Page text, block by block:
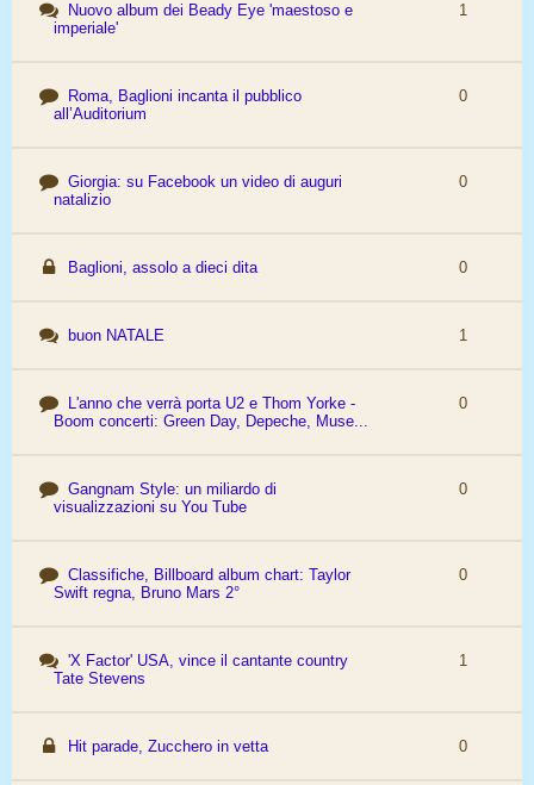
Nuovo album dei Beady Eye 'maestoso e
imperiale'
1
Roma, Baglioni incanta il pubblico
all’Auditorium
0
Giorgia: su Facebook un video di auguri
natalizio
0
Baglioni, assolo a dieci dita 0
buon NATALE 1
L'anno che verrà porta U2 e Thom Yorke -
Boom concerti: Green Day, Depeche, Muse...
0
Gangnam Style: un miliardo di
visualizzazioni su You Tube
0
Classifiche, Billboard album chart: Taylor
Swift regna, Bruno Mars 2°
0
'X Factor' USA, vince il cantante country
Tate Stevens
1
Hit parade, Zucchero in vetta 0